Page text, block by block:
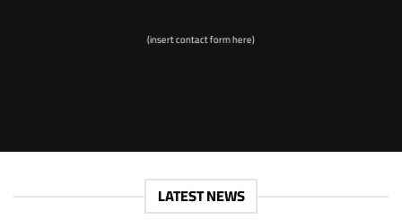
(insert contact form here)
LATEST NEWS